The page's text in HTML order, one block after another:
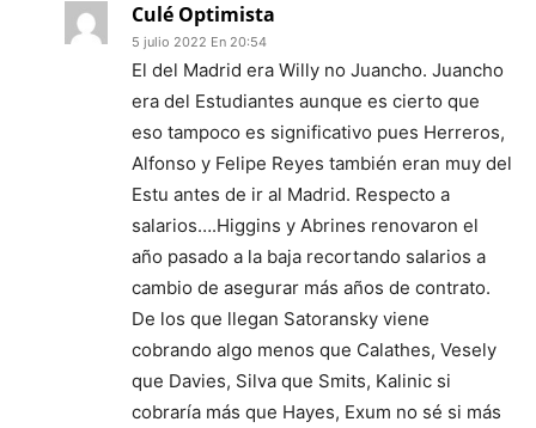
Culé Optimista
5 julio 2022 En 20:54
El del Madrid era Willy no Juancho. Juancho
era del Estudiantes aunque es cierto que
eso tampoco es significativo pues Herreros,
Alfonso y Felipe Reyes también eran muy del
Estu antes de ir al Madrid. Respecto a
salarios….Higgins y Abrines renovaron el
año pasado a la baja recortando salarios a
cambio de asegurar más años de contrato.
De los que llegan Satoransky viene
cobrando algo menos que Calathes, Vesely
que Davies, Silva que Smits, Kalinic si
cobraría más que Hayes, Exum no sé si más